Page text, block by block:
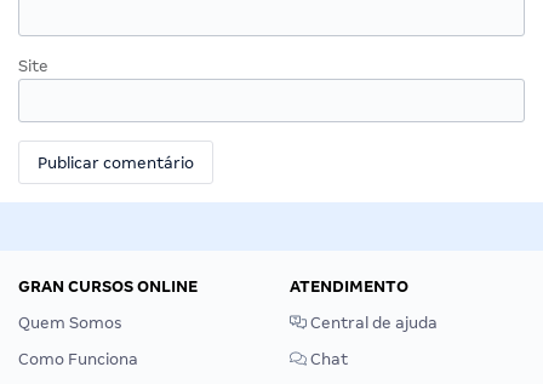
Site
GRAN CURSOS ONLINE
Quem Somos
Como Funciona
ATENDIMENTO
Central de ajuda
Chat